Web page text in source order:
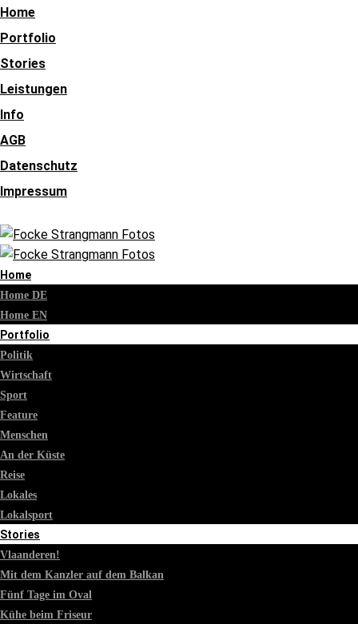
Home
Portfolio
Stories
Leistungen
Info
AGB
Datenschutz
Impressum
Home
Home DE
Home EN
Portfolio
Politik
Wirtschaft
Sport
Feature
Menschen
An der Küste
Reise
Lokales
Lokalsport
Stories
Vlaanderen!
Mit dem Kanzler auf dem Balkan
Fünf Tage im Oval
Kühe beim Friseur